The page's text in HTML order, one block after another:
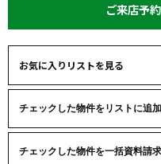
ご来店予
お気に入りリストを見る